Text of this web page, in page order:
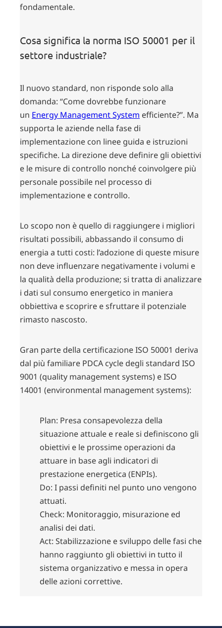
fondamentale.
Cosa significa la norma ISO 50001 per il
settore industriale?
Il nuovo standard, non risponde solo alla
domanda: “Come dovrebbe funzionare
un Energy Management System efficiente?”. Ma
supporta le aziende nella fase di
implementazione con linee guida e istruzioni
specifiche. La direzione deve definire gli obiettivi
e le misure di controllo nonché coinvolgere più
personale possibile nel processo di
implementazione e controllo.
Lo scopo non è quello di raggiungere i migliori
risultati possibili, abbassando il consumo di
energia a tutti costi: l’adozione di queste misure
non deve influenzare negativamente i volumi e
la qualità della produzione; si tratta di analizzare
i dati sul consumo energetico in maniera
obbiettiva e scoprire e sfruttare il potenziale
rimasto nascosto.
Gran parte della certificazione ISO 50001 deriva
dal più familiare PDCA cycle degli standard ISO
9001 (quality management systems) eISO
14001 (environmental management systems):
Plan: Presa consapevolezza della
situazione attuale e reale si definiscono gli
obiettivi e le prossime operazioni da
attuare in base agli indicatori di
prestazione energetica (ENPIs).
Do: I passi definiti nel punto uno vengono
attuati.
Check: Monitoraggio, misurazione ed
analisi dei dati.
Act: Stabilizzazione e sviluppo delle fasi che
hanno raggiunto gli obiettivi in tutto il
sistema organizzativo e messa in opera
delle azioni correttive.